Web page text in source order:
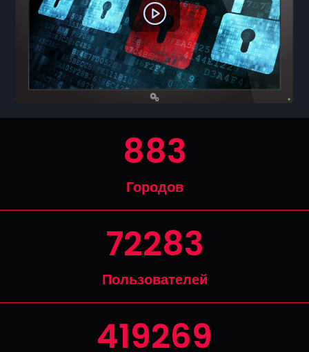
954
Городов
78103
Пользователей
453024